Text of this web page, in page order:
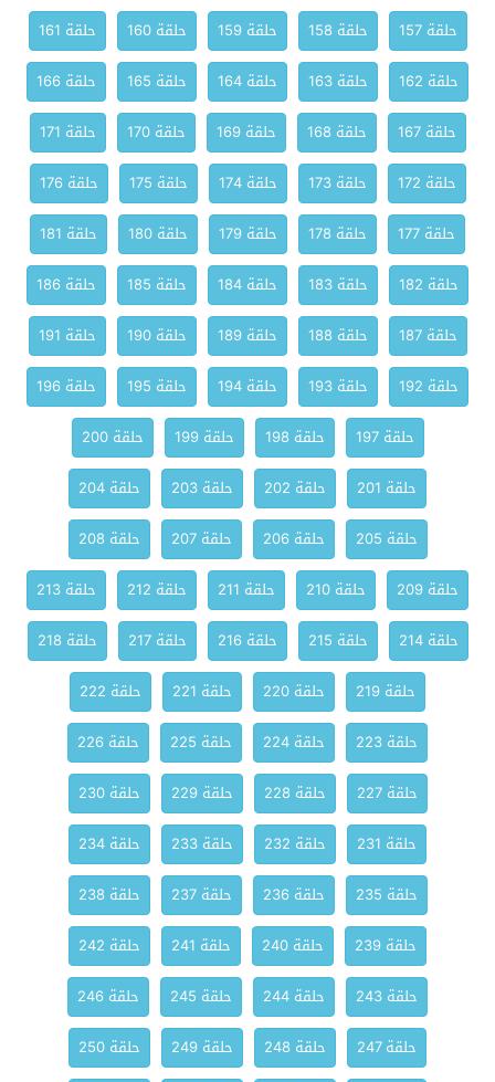
حلقة 157 حلقة 158 حلقة 159 حلقة 160
حلقة 161
حلقة 162
حلقة 163 حلقة 164 حلقة 165
حلقة 166
حلقة 167
حلقة 168 حلقة 169 حلقة 170
حلقة 171
حلقة 172
حلقة 173 حلقة 174 حلقة 175
حلقة 176
حلقة 177
حلقة 178 حلقة 179 حلقة 180
حلقة 181
حلقة 182
حلقة 183 حلقة 184 حلقة 185
حلقة 186
حلقة 187
حلقة 188 حلقة 189 حلقة 190
حلقة 191
حلقة 192
حلقة 193 حلقة 194 حلقة 195
حلقة 196
حلقة 197
حلقة 198 حلقة 199
حلقة 200
حلقة 201
حلقة 202 حلقة 203
حلقة 204
حلقة 205
حلقة 206 حلقة 207
حلقة 208
حلقة 209
حلقة 210 حلقة 211 حلقة 212
حلقة 213
حلقة 214
حلقة 215 حلقة 216 حلقة 217
حلقة 218
حلقة 219
حلقة 220 حلقة 221
حلقة 222
حلقة 223
حلقة 224 حلقة 225
حلقة 226
حلقة 227
حلقة 228 حلقة 229
حلقة 230
حلقة 231
حلقة 232 حلقة 233
حلقة 234
حلقة 235
حلقة 236 حلقة 237
حلقة 238
حلقة 239
حلقة 240 حلقة 241
حلقة 242
حلقة 243
حلقة 244 حلقة 245
حلقة 246
حلقة 247
حلقة 248 حلقة 249
حلقة 250